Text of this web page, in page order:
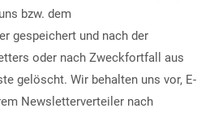
bzw. dem
gespeichert und nach der
oder nach Zweckfortfall aus
gelöscht. Wir behalten uns vor, E-
Newsletterverteiler nach